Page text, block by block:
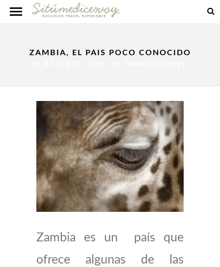
ZAMBIA, EL PAIS POCO CONOCIDO
Zambia es un país que
ofrece algunas de las